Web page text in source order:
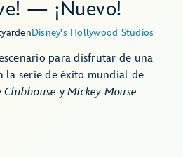
— ¡Nuevo!
enDisney's Hollywood Studios
para disfrutar de una
la serie de éxito mundial de
Clubhouse yMickey Mouse